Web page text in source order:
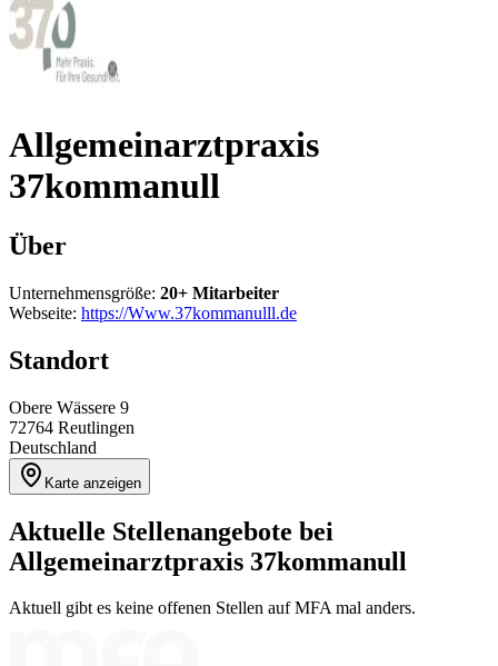
Allgemeinarztpraxis
37kommanull
Über
Unternehmensgröße: 20+ Mitarbeiter
Webseite: https://Www.37kommanulll.de
Standort
Obere Wässere 9
72764 Reutlingen
Deutschland
Karte anzeigen
Aktuelle Stellenangebote bei
Allgemeinarztpraxis 37kommanull
Aktuell gibt es keine offenen Stellen auf MFA mal anders.